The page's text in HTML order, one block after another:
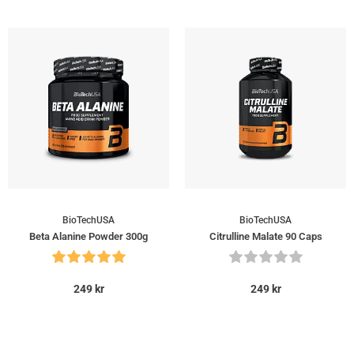
BioTechUSA
Beta Alanine Powder 300g
249kr
BioTechUSA
Citrulline Malate 90 Caps
249kr